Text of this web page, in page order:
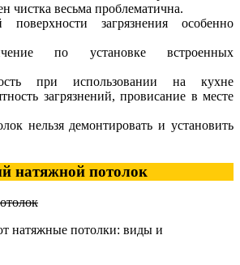
чистка весьма проблематична.
поверхности загрязнения особенно
по установке встроенных
при использовании на кухне
загрязнений, провисание в месте
нельзя демонтировать и установить
натяжной потолок